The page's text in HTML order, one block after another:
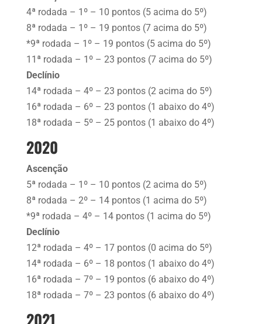
4ª rodada – 1º – 10 pontos (5 acima do 5º)
8ª rodada – 1º – 19 pontos (7 acima do 5º)
*9ª rodada – 1º – 19 pontos (5 acima do 5º)
11ª rodada – 1º – 23 pontos (7 acima do 5º)
Declínio
14ª rodada – 4º – 23 pontos (2 acima do 5º)
16ª rodada – 6º – 23 pontos (1 abaixo do 4º)
18ª rodada – 5º – 25 pontos (1 abaixo do 4º)
2020
Ascenção
5ª rodada – 1º – 10 pontos (2 acima do 5º)
8ª rodada – 2º – 14 pontos (1 acima do 5º)
*9ª rodada – 4º – 14 pontos (1 acima do 5º)
Declínio
12ª rodada – 4º – 17 pontos (0 acima do 5º)
14ª rodada – 6º – 18 pontos (1 abaixo do 4º)
16ª rodada – 7º – 19 pontos (6 abaixo do 4º)
18ª rodada – 7º – 23 pontos (6 abaixo do 4º)
2021